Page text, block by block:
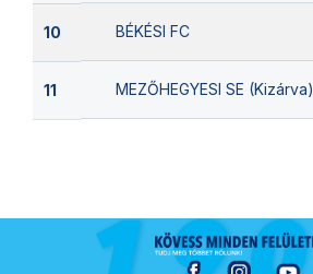
10 BÉKÉSI FC
11 MEZŐHEGYESI SE (Kizárva)